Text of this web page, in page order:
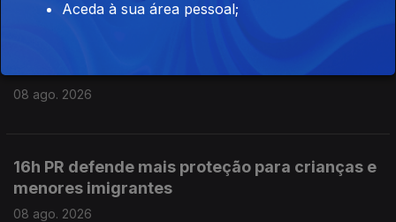
08 ago. 2026
16h PR defende mais proteção para crianças e
menores imigrantes
08 ago. 2026
Aceda à sua área pessoal;